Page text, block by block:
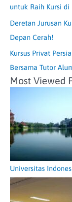
untuk Raih Kursi
Deretan Jurusan
Depan Cerah!
Kursus Privat
Bersama Tutor
Most Viewed
Universitas